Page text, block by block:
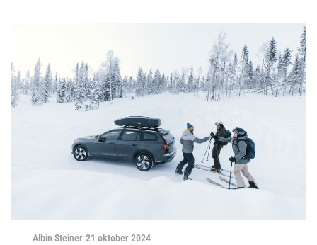
Albin Steiner 21 oktober 2024